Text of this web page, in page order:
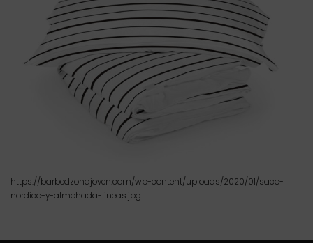
https://barbedzonajoven.com/wp-content/uploads/2020/01/saco-
nordico-y-almohada-lineas.jpg